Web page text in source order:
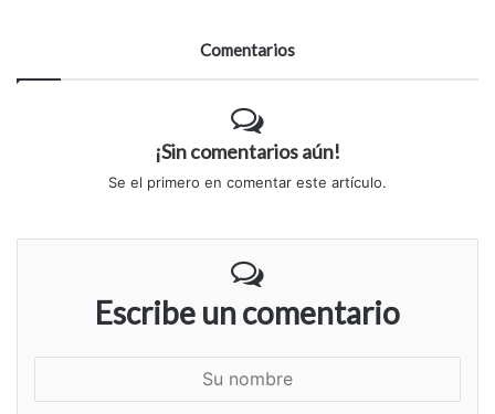
Comentarios
¡Sin comentarios aún!
Se el primero en comentar este artículo.
Escribe un comentario